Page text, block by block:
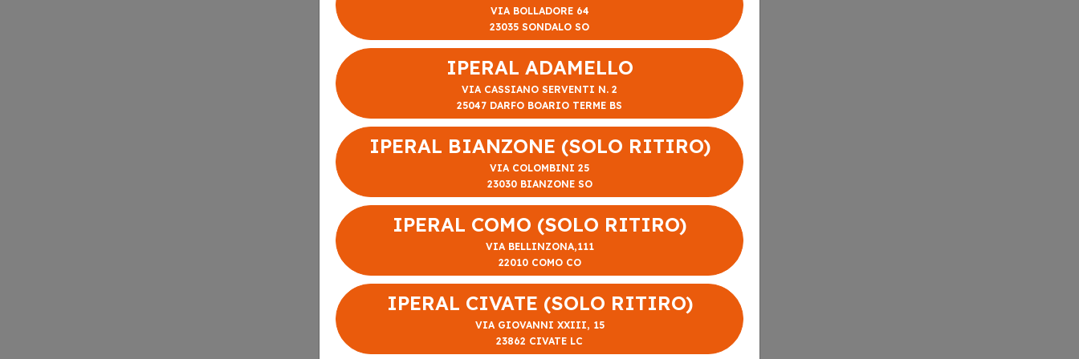
VIA BOLLADORE 64
23035 SONDALO SO
IPERAL ADAMELLO
VIA CASSIANO SERVENTI N. 2
25047 DARFO BOARIO TERME BS
IPERAL BIANZONE (SOLO RITIRO)
VIA COLOMBINI 25
23030 BIANZONE SO
IPERAL COMO (SOLO RITIRO)
VIA BELLINZONA,111
22010 COMO CO
IPERAL CIVATE (SOLO RITIRO)
VIA GIOVANNI XXIII, 15
23862 CIVATE LC